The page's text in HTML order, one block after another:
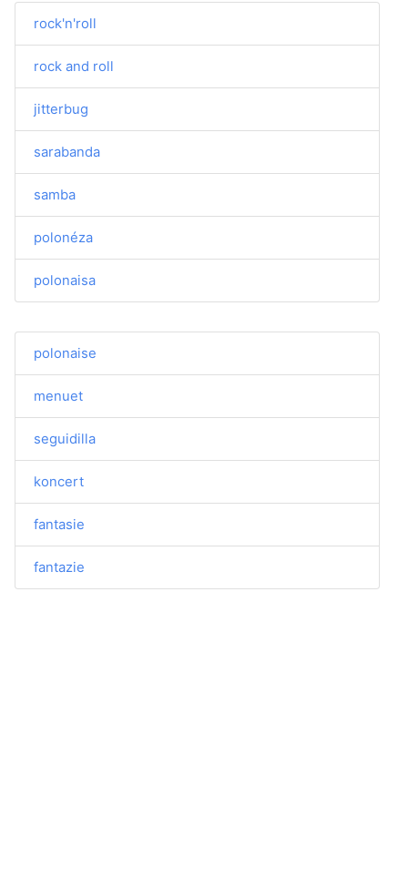
rock'n'roll
rock and roll
jitterbug
sarabanda
samba
polonéza
polonaisa
polonaise
menuet
seguidilla
koncert
fantasie
fantazie